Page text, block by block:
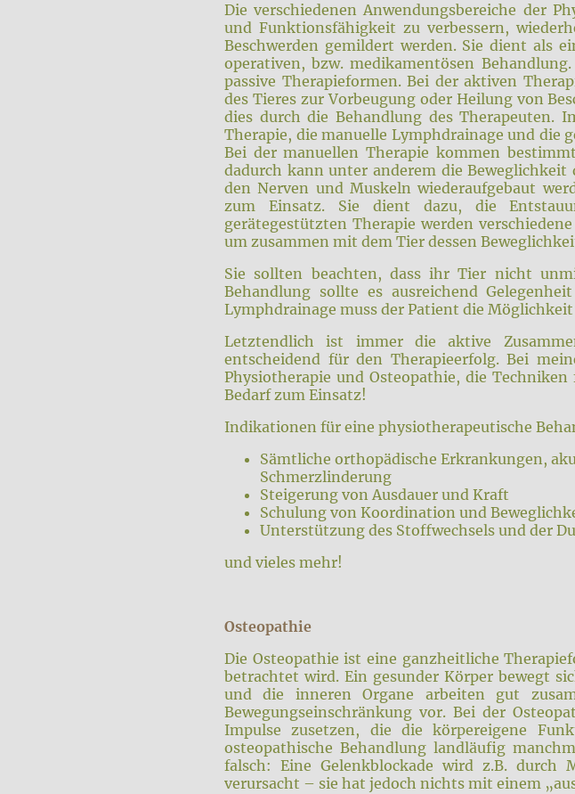
Die verschiedenen Anwendungsbereiche der
und Funktionsfähigkeit zu verbessern,
Beschwerden gemildert werden. Sie dient als
operativen, bzw. medikamentösen
passive Therapieformen. Bei der aktiven
des Tieres zur Vorbeugung oder Heilung von
dies durch die Behandlung des Therapeuten.
Therapie, die manuelle Lymphdrainage und die
Bei der manuellen Therapie kommen
dadurch kann unter anderem die
den Nerven und Muskeln wiederaufgebaut
zum Einsatz. Sie dient dazu, die
gerätegestützten Therapie werden
um zusammen mit dem Tier dessen
Sie sollten beachten, dass ihr Tier nicht
Behandlung sollte es ausreichend
Lymphdrainage muss der Patient die
Letztendlich ist immer die aktive
entscheidend für den Therapieerfolg. Bei
Physiotherapie und Osteopathie, die
Bedarf zum Einsatz!
Indikationen für eine physiotherapeutische
Sämtliche orthopädische Erkrankungen,
Schmerzlinderung
Steigerung von Ausdauer und Kraft
Schulung von Koordination und
Unterstützung des Stoffwechsels und der
und vieles mehr!
Osteopathie
Die Osteopathie ist eine ganzheitliche
betrachtet wird. Ein gesunder Körper bewegt
und die inneren Organe arbeiten gut
Bewegungseinschränkung vor. Bei der
Impulse zusetzen, die die körpereigene
osteopathische Behandlung landläufig
falsch: Eine Gelenkblockade wird z.B. durch
verursacht – sie hat jedoch nichts mit einem